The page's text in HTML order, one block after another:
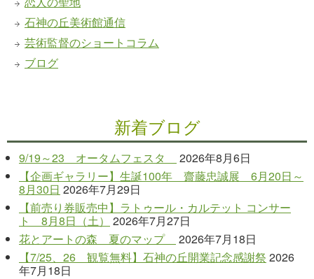
石神の丘美術館通信
芸術監督のショートコラム
ブログ
新着ブログ
9/19～23 オータムフェスタ
2026年8月6日
【企画ギャラリー】生誕100年 齋藤忠誠展 6月20日～
8月30日 2026年7月29日
【前売り券販売中】ラトゥール・カルテット コンサー
ト 8月8日（土）
2026年7月27日
花とアートの森 夏のマップ
2026年7月18日
【7/25、26 観覧無料】石神の丘開業記念感謝祭 2026
年7月18日